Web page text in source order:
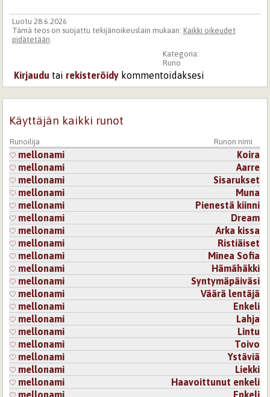
Luotu 28.6.2026
Tämä teos on suojattu tekijänoikeuslain mukaan. Kaikki oikeudet
pidätetään.
Kategoria:
Runo
Kirjaudu tai rekisteröidy kommentoidaksesi
Käyttäjän kaikki runot
Runoilija Runon nimi
mellonami
Koira
mellonami
Aarre
mellonami
Sisarukset
mellonami
Muna
mellonami
Pienestä kiinni
mellonami
Dream
mellonami
Arka kissa
mellonami
Ristiäiset
mellonami
Minea Sofia
mellonami
Hämähäkki
mellonami
Syntymäpäiväsi
mellonami
Väärä lentäjä
mellonami
Enkeli
mellonami
Lahja
mellonami
Lintu
mellonami
Toivo
mellonami
Ystäviä
mellonami
Liekki
mellonami
Haavoittunut enkeli
mellonami
Enkeli